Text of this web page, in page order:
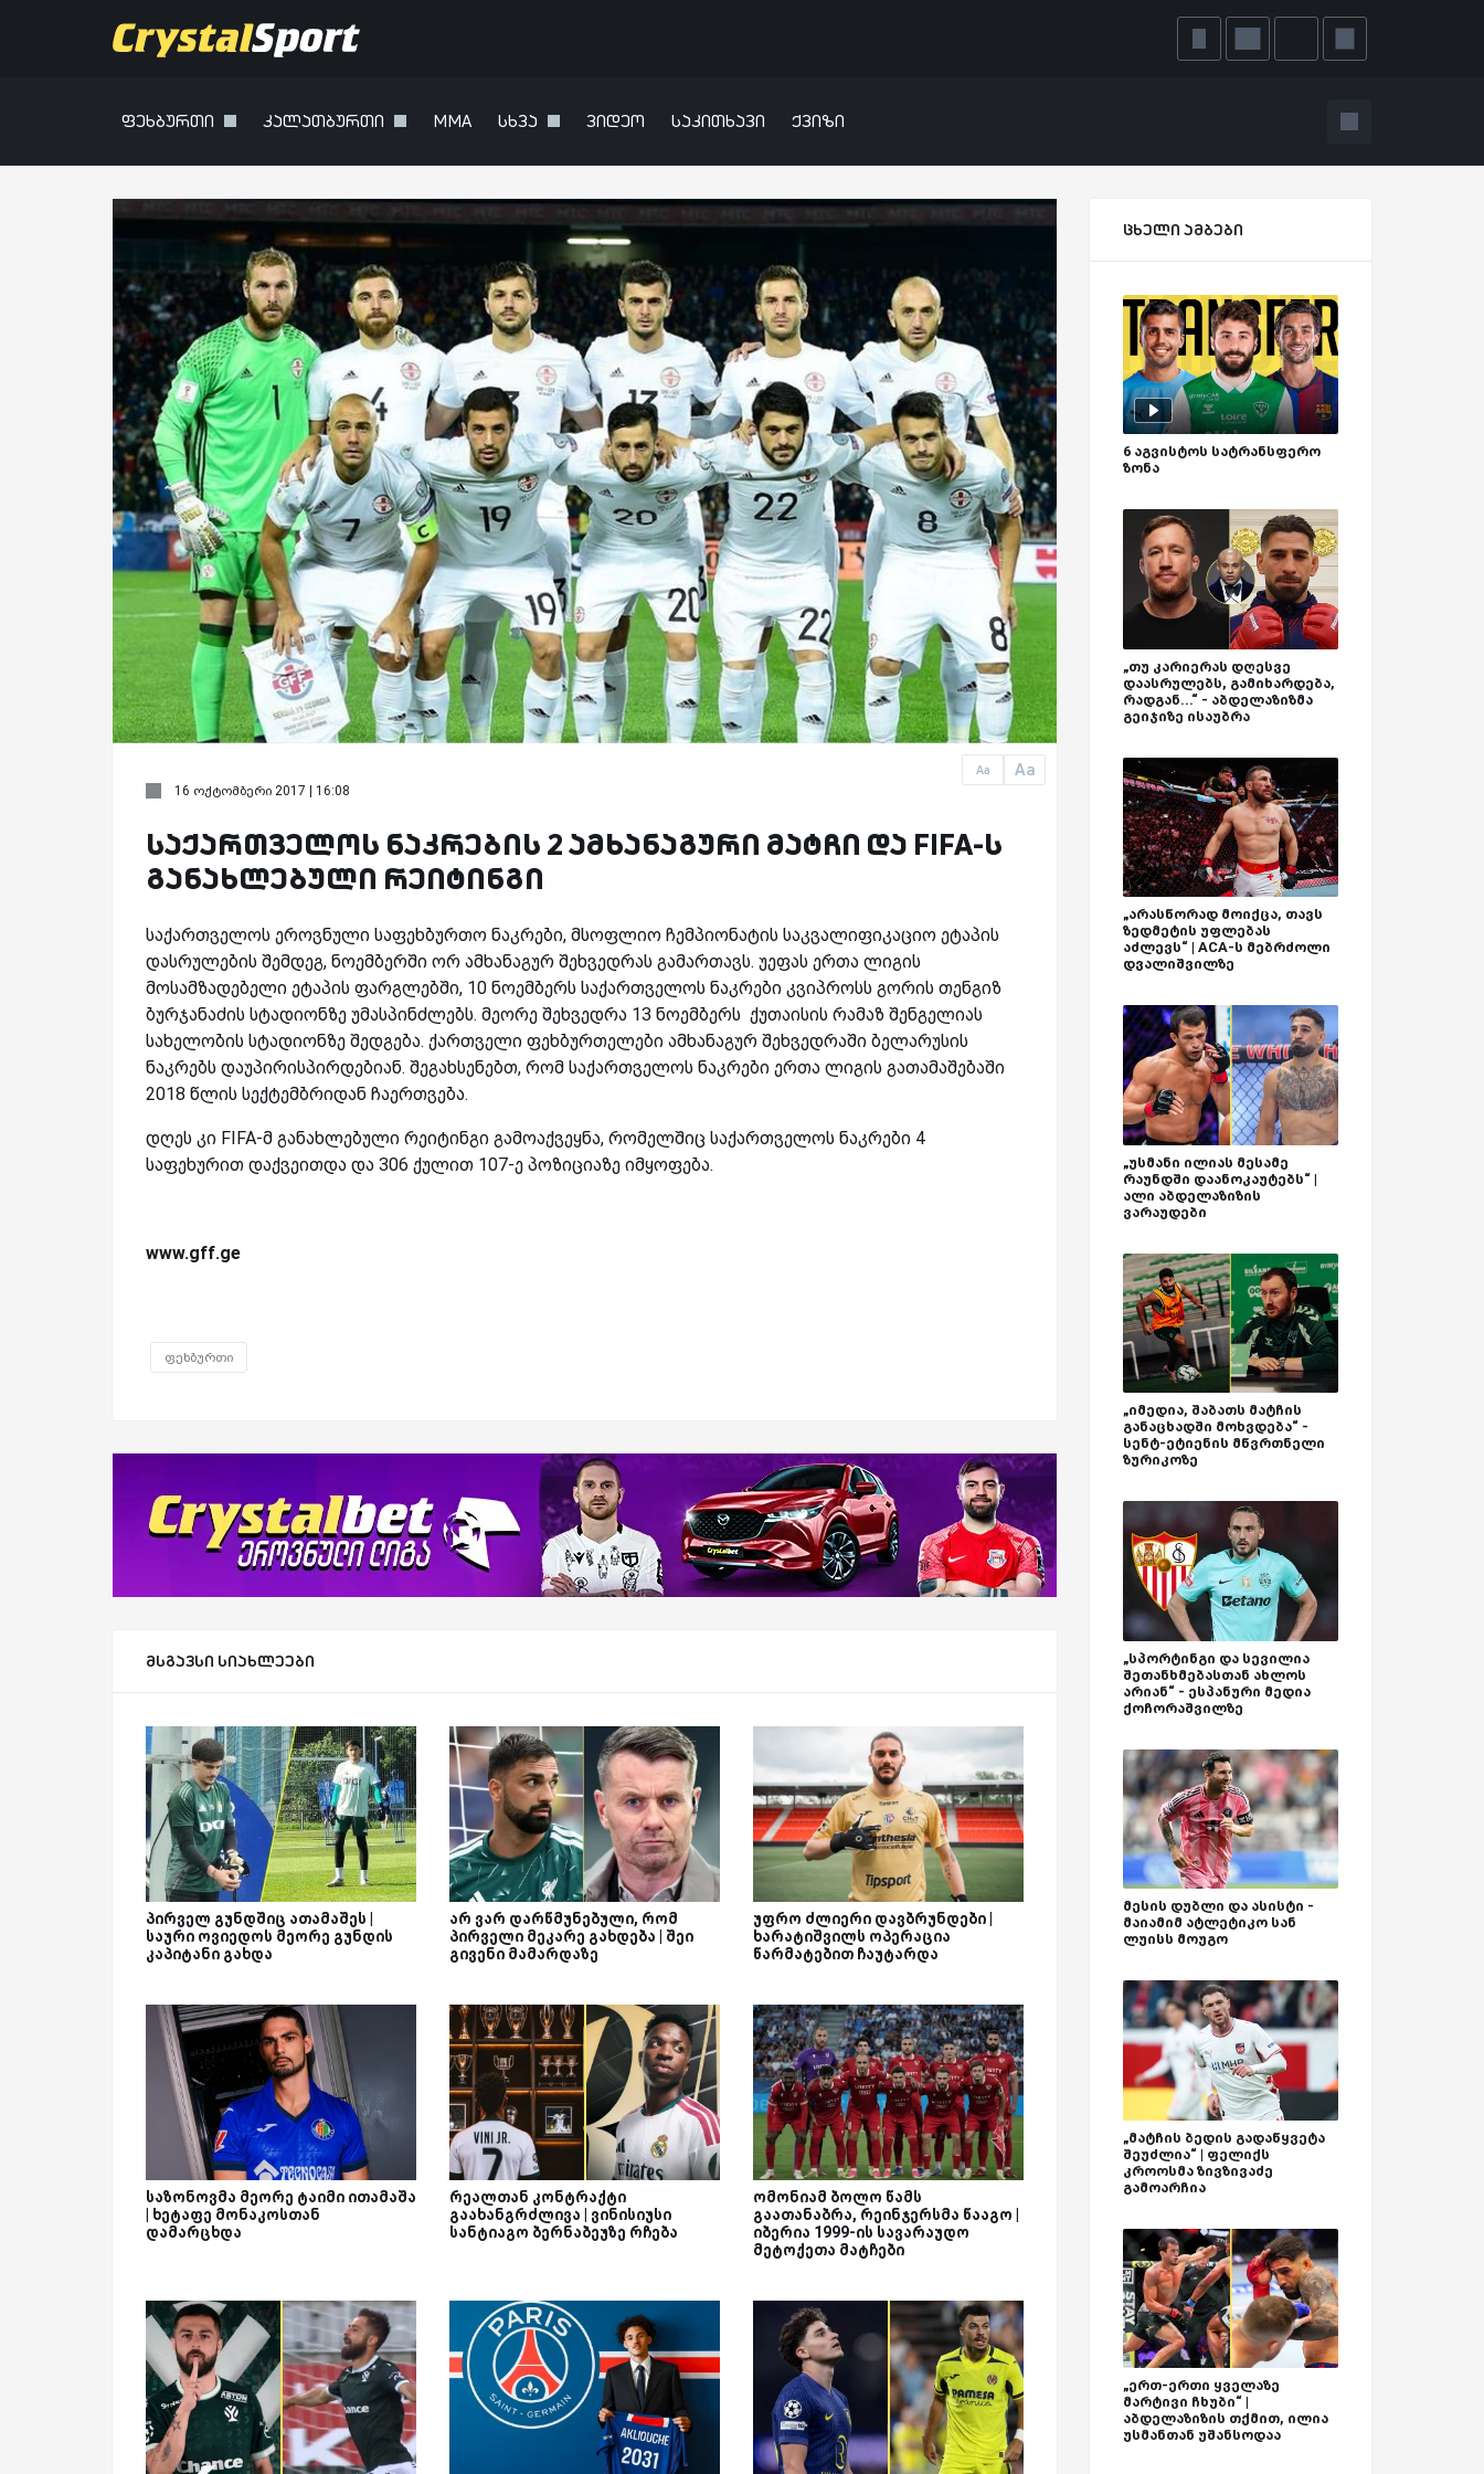
ფეხბურთი კალათბურთი MMA სხვა ვიდეო საკითხავი ქვიზი
Aa Aa
16 ოქტომბერი 2017 | 16:08
საქართველოს ნაკრების 2 ამხანაგური მატჩი და FIFA-ს
განახლებული რეიტინგი
საქართველოს ეროვნული საფეხბურთო ნაკრები, მსოფლიო ჩემპიონატის საკვალიფიკაციო ეტაპის
დასრულების შემდეგ, ნოემბერში ორ ამხანაგურ შეხვედრას გამართავს. უეფას ერთა ლიგის
მოსამზადებელი ეტაპის ფარგლებში, 10 ნოემბერს საქართველოს ნაკრები კვიპროსს გორის თენგიზ
ბურჯანაძის სტადიონზე უმასპინძლებს. მეორე შეხვედრა 13 ნოემბერს ქუთაისის რამაზ შენგელიას
სახელობის სტადიონზე შედგება. ქართველი ფეხბურთელები ამხანაგურ შეხვედრაში ბელარუსის
ნაკრებს დაუპირისპირდებიან. შეგახსენებთ, რომ საქართველოს ნაკრები ერთა ლიგის გათამაშებაში
2018 წლის სექტემბრიდან ჩაერთვება.
დღეს კი FIFA-მ განახლებული რეიტინგი გამოაქვეყნა, რომელშიც საქართველოს ნაკრები 4
საფეხურით დაქვეითდა და 306 ქულით 107-ე პოზიციაზე იმყოფება.
www.gff.ge
ფეხბურთი
მსგავსი სიახლეები
პირველ გუნდშიც ათამაშეს |
საური ოვიედოს მეორე გუნდის
კაპიტანი გახდა
არ ვარ დარწმუნებული, რომ
პირველი მეკარე გახდება | შეი
გივენი მამარდაზე
უფრო ძლიერი დავბრუნდები |
ხარატიშვილს ოპერაცია
წარმატებით ჩაუტარდა
საზონოვმა მეორე ტაიმი ითამაშა
| ხეტაფე მონაკოსთან
დამარცხდა
რეალთან კონტრაქტი
გაახანგრძლივა | ვინისიუსი
სანტიაგო ბერნაბეუზე რჩება
ომონიამ ბოლო წამს
გაათანაბრა, რეინჯერსმა წააგო |
იბერია 1999-ის სავარაუდო
მეტოქეთა მატჩები
ცხელი ამბები
6 აგვისტოს სატრანსფერო
ზონა
„თუ კარიერას დღესვე
დაასრულებს, გამიხარდება,
რადგან...“ - აბდელაზიზმა
გეიჯიზე ისაუბრა
„არასწორად მოიქცა, თავს
ზედმეტის უფლებას
აძლევს“ | ACA-ს მებრძოლი
დვალიშვილზე
„უსმანი ილიას მესამე
რაუნდში დაანოკაუტებს“ |
ალი აბდელაზიზის
ვარაუდები
„იმედია, შაბათს მატჩის
განაცხადში მოხვდება“ -
სენტ-ეტიენის მწვრთნელი
ზურიკოზე
„სპორტინგი და სევილია
შეთანხმებასთან ახლოს
არიან“ - ესპანური მედია
ქოჩორაშვილზე
მესის დუბლი და ასისტი -
მაიამიმ ატლეტიკო სან
ლუისს მოუგო
„მატჩის ბედის გადაწყვეტა
შეუძლია“ | ფელიქს
კროოსმა ზივზივაძე
გამოარჩია
„ერთ-ერთი ყველაზე
მარტივი ჩხუბი“ |
აბდელაზიზის თქმით, ილია
უსმანთან უშანსოდაა